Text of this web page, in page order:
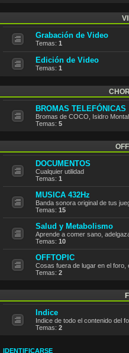
Grabación de Video
Temas: 1
Edición de Video
Temas: 1
BROMAS TELEFÓNICAS
Bromas de COCO, Isidro
Temas: 5
DOCUMENTOS
Cualquier utilidad
Temas: 1
MUSICA 432Hz
Banda sonora original de tus
Temas: 15
Salud y Metabolismo
Aprende a comer sano,
Temas: 10
OFFTOPIC
Cosas fuera de lugar en el
Temas: 2
Indice
Indice de todo el contenido del
Temas: 2
IDENTIFICARSE